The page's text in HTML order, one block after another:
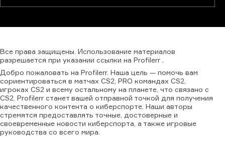
Все права защищены. Использование материалов
разрешается при указании ссылки на Profilerr
Добро пожаловать на Profilerr. Наша цель — помочь вам
сориентироваться в матчах CS2, PRO командах CS2,
игроках CS2 и всему остальному на планете, что связано с
CS2. Profilerr станет вашей отправной точкой для получения
качественного контента о киберспорте. Наши авторы
стремятся предоставлять точные, достоверные и
своевременные новости киберспорта, а также игровые
руководства со всего мира.